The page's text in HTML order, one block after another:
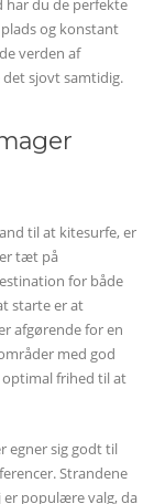
har du de perfekte
og konstant
verden af
sjovt samtidig.
til at kitesurfe, er
tæt på
for både
starte er at
afgørende for en
med god
frihed til at
egner sig godt til
Strandene
er populære valg, da